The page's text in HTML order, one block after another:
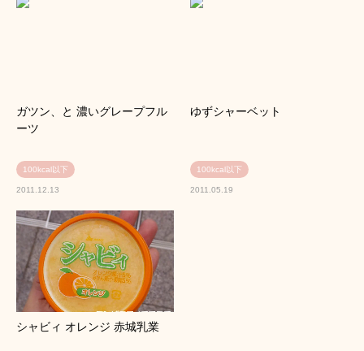
ガツン、と 濃いグレープフル
ーツ
100kcal以下
2011.12.13
ゆずシャーベット
100kcal以下
2011.05.19
シャビィ オレンジ 赤城乳業